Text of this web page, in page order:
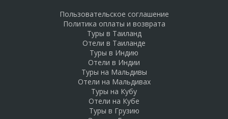
Пользовательское соглашение
Политика оплаты и возврата
Туры в Таиланд
Отели в Таиланде
Туры в Индию
Отели в Индии
Туры на Мальдивы
Отели на Мальдивах
Туры на Кубу
Отели на Кубе
Туры в Грузию